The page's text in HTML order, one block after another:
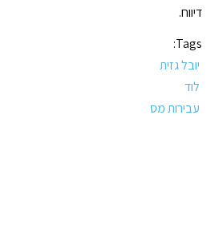
דיווח.
Tags:
יובל גזית
לוד
עבירות מס